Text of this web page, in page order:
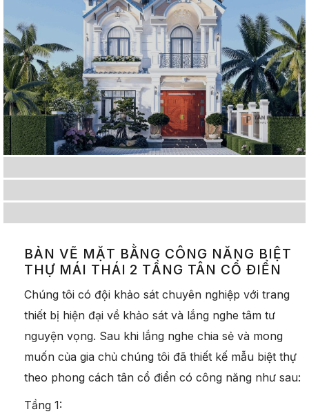
BẢN VẼ MẶT BẰNG CÔNG NĂNG BIỆT
THỰ MÁI THÁI 2 TẦNG TÂN CỔ ĐIỂN
Chúng tôi có đội khảo sát chuyên nghiệp với trang
thiết bị hiện đại về khảo sát và lắng nghe tâm tư
nguyện vọng. Sau khi lắng nghe chia sẻ và mong
muốn của gia chủ chúng tôi đã thiết kế mẫu biệt thự
theo phong cách tân cổ điển có công năng như sau:
Tầng 1: